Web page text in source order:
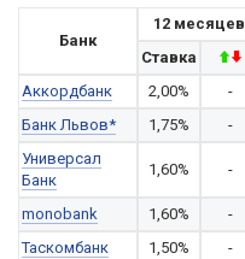
Банк
12 месяцев
Ставка
Аккордбанк
2,00% -
Банк Львов*
1,75% -
Универсал
Банк
1,60% -
monobank 1,60% -
Таскомбанк
1,50% -